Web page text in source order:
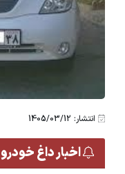
انتشار: 1405/03/12
اخبار داغ خودرو